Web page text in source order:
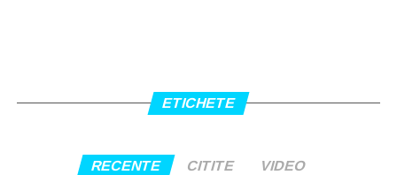
ETICHETE
RECENTE CITITE VIDEO